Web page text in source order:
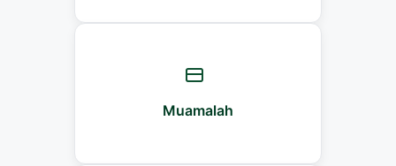
Muamalah